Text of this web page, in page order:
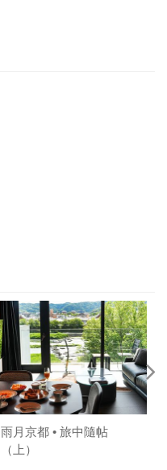
雨月京都 • 旅中隨帖
（上）